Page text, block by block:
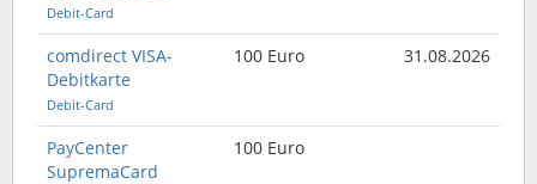
Debit-Card
comdirect VISA-
Debitkarte
Debit-Card
100 Euro 31.08.2026
PayCenter
SupremaCard
100 Euro